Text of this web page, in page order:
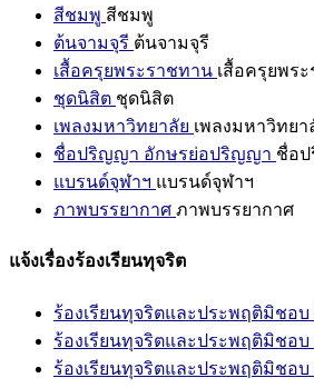
สีชมพู สีชมพู
ต้นจามจุรี ต้นจามจุรี
เสื้อครุยพระราชทาน เสื้อครุยพร
ชุดนิสิต ชุดนิสิต
เพลงมหาวิทยาลัย เพลงมหาวิทยา
ชื่อปริญญา อักษรย่อปริญญา ชื่อ
แบรนด์จุฬาฯ แบรนด์จุฬาฯ
ภาพบรรยากาศ ภาพบรรยากาศ
แจ้งเรื่องร้องเรียนทุจริต
ร้องเรียนทุจริตและประพฤติมิชอบ
ร้องเรียนทุจริตและประพฤติมิชอบ
ร้องเรียนทุจริตและประพฤติมิชอบ